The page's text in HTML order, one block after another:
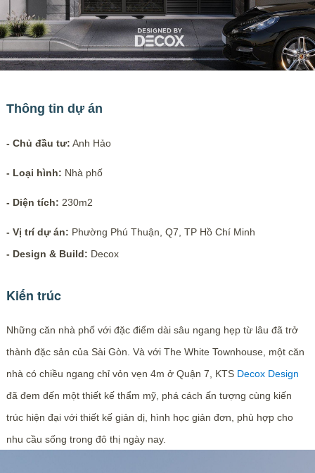
Thông tin dự án
- Chủ đầu tư: Anh Hảo
- Loại hình: Nhà phố
- Diện tích: 230m2
- Vị trí dự án: Phường Phú Thuận, Q7, TP Hồ Chí Minh
- Design & Build: Decox
Kiến trúc
Những căn nhà phố với đặc điểm dài sâu ngang hẹp từ lâu đã trở
thành đặc sản của Sài Gòn. Và với The White Townhouse, một căn
nhà có chiều ngang chỉ vỏn vẹn 4m ở Quận 7, KTS Decox Design
đã đem đến một thiết kế thẩm mỹ, phá cách ấn tượng cùng kiến
trúc hiện đại với thiết kế giản dị, hình học giản đơn, phù hợp cho
nhu cầu sống trong đô thị ngày nay.